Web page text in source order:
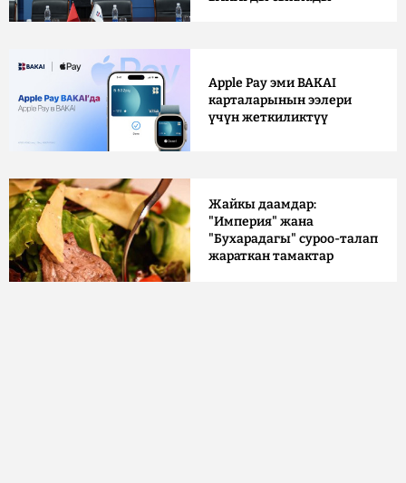
Apple Pay эми BAKAI
карталарынын ээлери
үчүн жеткиликтүү
Жайкы даамдар:
"Империя" жана
"Бухарадагы" суроо-талап
жараткан тамактар